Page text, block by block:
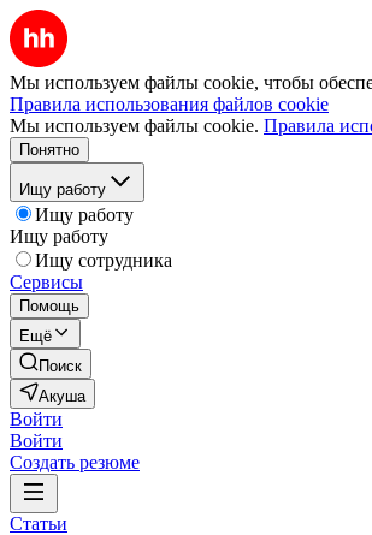
Мы используем файлы cookie, чтобы
Правила использования файлов cookie
Мы используем файлы cookie. Правила
Понятно
Ищу работу
Ищу работу
Ищу работу
Ищу сотрудника
Сервисы
Помощь
Ещё
Поиск
Акуша
Войти
Войти
Создать резюме
Статьи